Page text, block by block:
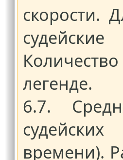
скорости.
легенде.
6.7.
времени).